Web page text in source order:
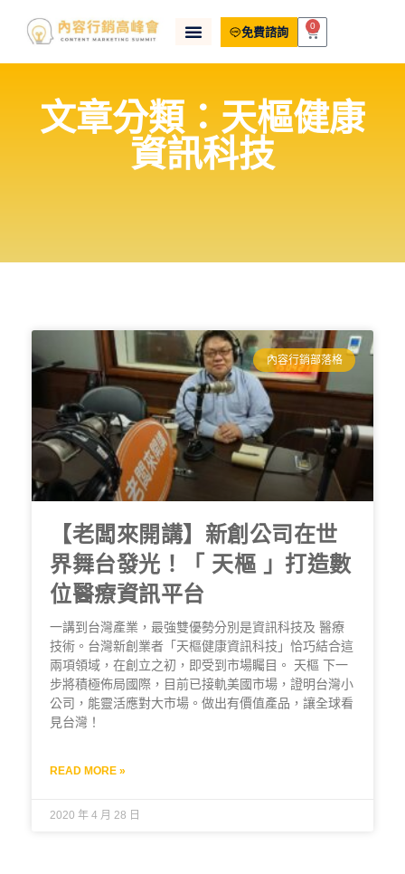
免費諮詢 0
文章分類：天樞健康
資訊科技
內容行銷部落格
【老闆來開講】新創公司在世
界舞台發光！「 天樞 」打造數
位醫療資訊平台
一講到台灣產業，最強雙優勢分別是資訊科技及 醫療
技術。台灣新創業者「天樞健康資訊科技」恰巧結合這
兩項領域，在創立之初，即受到市場矚目。 天樞 下一
步將積極佈局國際，目前已接軌美國市場，證明台灣小
公司，能靈活應對大市場。做出有價值產品，讓全球看
見台灣！
READ MORE »
2020 年 4 月 28 日